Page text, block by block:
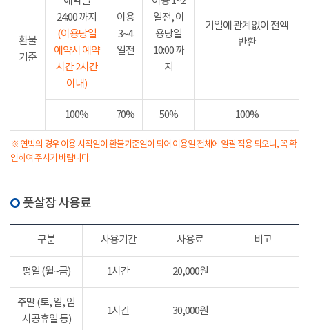
환불
기준
24:00 까지
(이용당일
예약시 예약
시간 2시간
이내)
이용
3~4
일전
일전, 이
용당일
10:00 까
지
기일에 관계없이 전액
반환
100% 70% 50% 100%
※ 연박의 경우 이용 시작일이 환불기준일이 되어 이용일 전체에 일괄 적용 되오니, 꼭 확
인하여 주시기 바랍니다.
풋살장 사용료
구분 사용기간 사용료 비고
평일 (월~금) 1시간 20,000원
주말 (토, 일, 임
시공휴일 등)
1시간 30,000원